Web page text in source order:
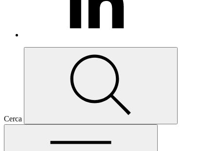
Cerca